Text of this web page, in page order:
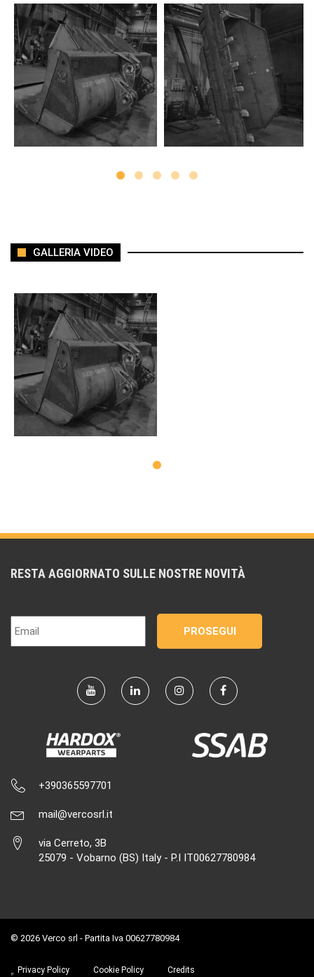
GALLERIA VIDEO
RESTA AGGIORNATO SULLE NOSTRE NOVITÀ
+390365597701
mail@vercosrl.it
via Cerreto, 3B
25079 - Vobarno (BS) Italy - P.I IT00627780984
© 2026 Verco srl - Partita Iva 00627780984
Privacy Policy Cookie Policy Credits